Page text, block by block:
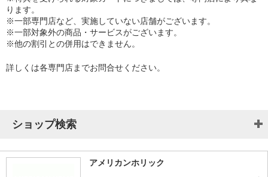
ります。
※一部専門店など、実施していない店舗がございます。
※一部対象外の商品・サービスがございます。
※他の割引との併用はできません。
詳しくは各専門店までお問合せください。
ショップ検索
アメリカンホリック